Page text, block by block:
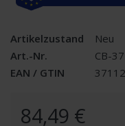
Artikelzustand
Neu
Art.-Nr.
CB-
EAN / GTIN
84,49 €